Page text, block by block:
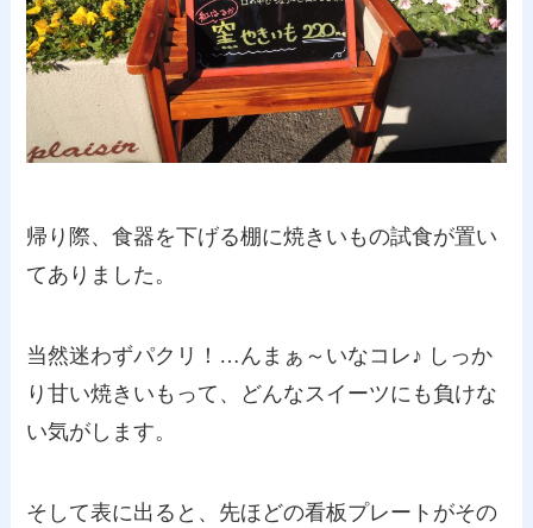
帰り際、食器を下げる棚に焼きいもの試食が置い
てありました。
当然迷わずパクリ！…んまぁ～いなコレ♪ しっか
り甘い焼きいもって、どんなスイーツにも負けな
い気がします。
そして表に出ると、先ほどの看板プレートがその